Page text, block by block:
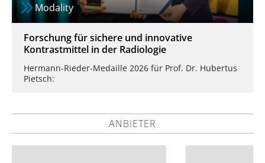
Modality
Forschung für sichere und innovative
Kontrastmittel in der Radiologie
Hermann-Rieder-Medaille 2026 für Prof. Dr. Hubertus
Pietsch:
ANBIETER